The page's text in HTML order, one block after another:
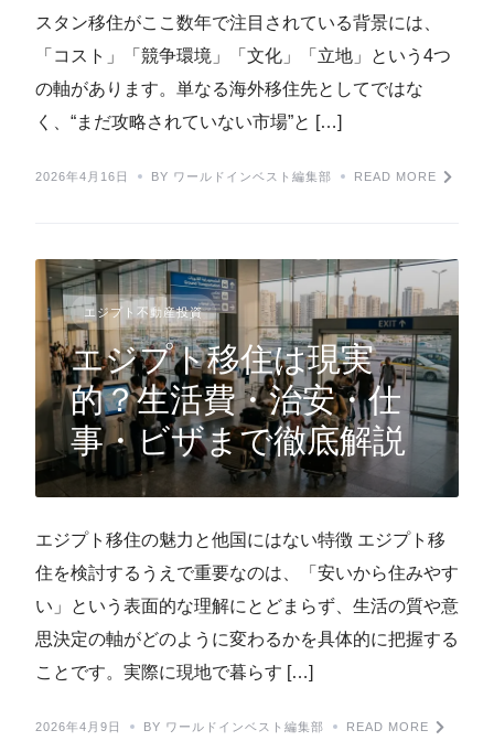
スタン移住がここ数年で注目されている背景には、
「コスト」「競争環境」「文化」「立地」という4つ
の軸があります。単なる海外移住先としてではな
く、“まだ攻略されていない市場”と […]
2026年4月16日 BY ワールドインベスト編集部 READ MORE
エジプト不動産投資
エジプト移住は現実
的？生活費・治安・仕
事・ビザまで徹底解説
エジプト移住の魅力と他国にはない特徴 エジプト移
住を検討するうえで重要なのは、「安いから住みやす
い」という表面的な理解にとどまらず、生活の質や意
思決定の軸がどのように変わるかを具体的に把握する
ことです。実際に現地で暮らす […]
2026年4月9日 BY ワールドインベスト編集部 READ MORE